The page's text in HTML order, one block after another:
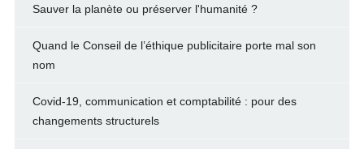
Sauver la planète ou préserver l'humanité ?
Quand le Conseil de l’éthique publicitaire porte mal son
nom
Covid-19, communication et comptabilité : pour des
changements structurels